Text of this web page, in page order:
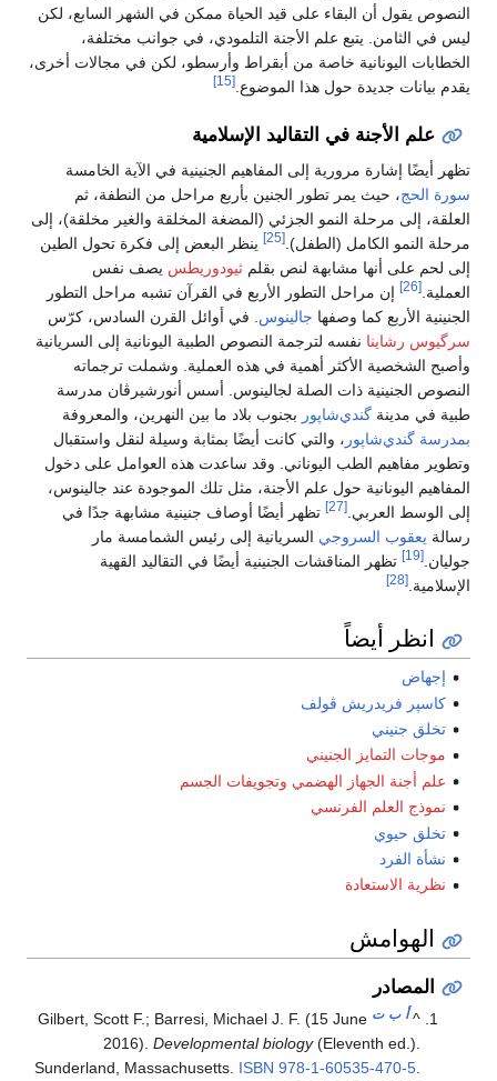
النصوص يقول أن البقاء على قيد الحياة ممكن في الشهر السابع، لكن
ليس في الثامن. يتبع علم الأجنة التلمودي، في جوانب مختلفة،
الخطابات اليونانية خاصة من أبقراط وأرسطو، لكن في مجالات أخرى،
يقدم بيانات جديدة حول هذا الموضوع. [15]
علم الأجنة في التقاليد الإسلامية
تظهر أيضًا إشارة مرورية إلى المفاهيم الجنينية في الآية الخامسة
سورة الحج، حيث يمر تطور الجنين بأربع مراحل من النطفة، ثم
العلقة، إلى مرحلة النمو الجزئي (المضغة المخلقة والغير مخلقة)، إلى
مرحلة النمو الكامل (الطفل). [25]
ينظر البعض إلى فكرة تحول الطين
إلى لحم على أنها مشابهة لنص بقلم ثيودوريطس يصف نفس
العملية. [26]
إن مراحل التطور الأربع في القرآن تشبه مراحل التطور
الجنينية الأربع كما وصفها جالينوس . في أوائل القرن السادس، كرّس
سرگيوس رشاينا نفسه لترجمة النصوص الطبية اليونانية إلى السريانية
وأصبح الشخصية الأكثر أهمية في هذه العملية. وشملت ترجماته
النصوص الجنينية ذات الصلة لجالينوس. أسس أنورشيرڤان مدرسة
طبية في مدينة گندي‌شاپور بجنوب بلاد ما بين النهرين، والمعروفة
بمدرسة گندي‌شاپور ، والتي كانت أيضًا بمثابة وسيلة لنقل واستقبال
وتطوير مفاهيم الطب اليوناني. وقد ساعدت هذه العوامل على دخول
المفاهيم اليونانية حول علم الأجنة، مثل تلك الموجودة عند جالينوس،
إلى الوسط العربي. [27]
تظهر أيضًا أوصاف جنينية مشابهة جدًا في
رسالة يعقوب السروجي السريانية إلى رئيس الشمامسة مار
جوليان. [19]
تظهر المناقشات الجنينية أيضًا في التقاليد القهية
الإسلامية. [28]
انظر أيضاً
إجهاض
كاسپر فريدريش ڤولف
تخلق جنيني
موجات التمايز الجنيني
علم أجنة الجهاز الهضمي وتجويفات الجسم
نموذج العلم الفرنسي
تخلق حيوي
نشأة الفرد
نظرية الاستعادة
الهوامش
المصادر
^أ ب ت Gilbert, Scott F.; Barresi, Michael J. F. (15 June
2016).Developmental biology(Eleventh ed.).
Sunderland, Massachusetts. ISBN 978-1-60535-470-5.